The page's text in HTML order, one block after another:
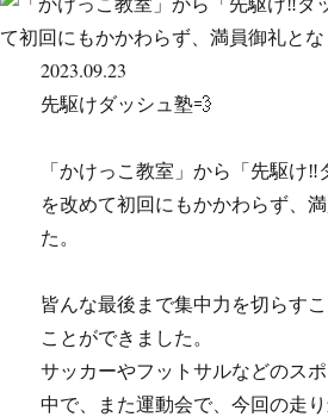
2023.09.23
先駆けダッシュ塾💨
「かけっこ教室」から「先駆け
を改めて初回にもかかわらず、
た。
皆んな最後まで集中力を切らす
ことができました。
サッカーやフットサルなどのス
中で、また運動会で、今回の走